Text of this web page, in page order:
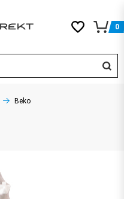
0
Beko